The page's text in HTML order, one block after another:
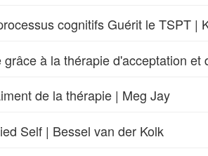
cognitifs Guérit le TSPT |
à la thérapie d'acceptation et
de la thérapie | Meg Jay
Self | Bessel van der Kolk